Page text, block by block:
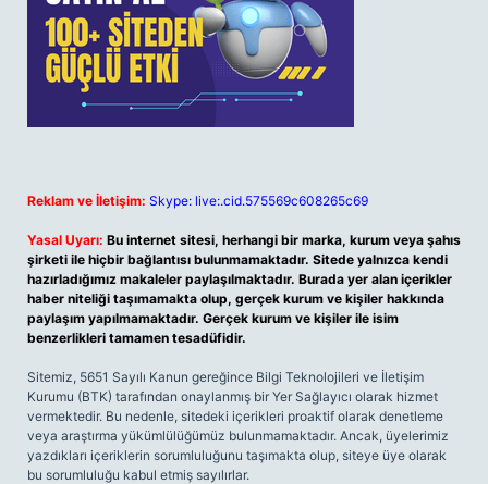
Reklam ve İletişim: Skype: live:.cid.575569c608265c69
Yasal Uyarı: Bu internet sitesi, herhangi bir marka, kurum veya şahıs
şirketi ile hiçbir bağlantısı bulunmamaktadır. Sitede yalnızca kendi
hazırladığımız makaleler paylaşılmaktadır. Burada yer alan içerikler
haber niteliği taşımamakta olup, gerçek kurum ve kişiler hakkında
paylaşım yapılmamaktadır. Gerçek kurum ve kişiler ile isim
benzerlikleri tamamen tesadüfidir.
Sitemiz, 5651 Sayılı Kanun gereğince Bilgi Teknolojileri ve İletişim
Kurumu (BTK) tarafından onaylanmış bir Yer Sağlayıcı olarak hizmet
vermektedir. Bu nedenle, sitedeki içerikleri proaktif olarak denetleme
veya araştırma yükümlülüğümüz bulunmamaktadır. Ancak, üyelerimiz
yazdıkları içeriklerin sorumluluğunu taşımakta olup, siteye üye olarak
bu sorumluluğu kabul etmiş sayılırlar.